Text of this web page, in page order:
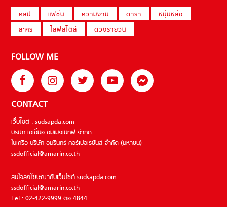
คลิป แฟชั่น ความงาม ดารา
หนุ่มหล่อ
ละคร
ไลฟ์สไตล์ ดวงรายวัน
FOLLOW ME
CONTACT
เว็บไซต์ : sudsapda.com
บริษัท เอเอ็มอี อิมเมจิเนทีฟ จำกัด
ในเครือ บริษัท อมรินทร์ คอร์เปอเรชั่นส์ จำกัด (มหาชน)
ssdofficial@amarin.co.th
สนใจลงโฆษณากับเว็บไซต์ sudsapda.com
ssdofficial@amarin.co.th
Tel : 02-422-9999 ต่อ 4844